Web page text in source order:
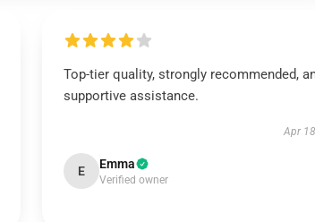
Top-tier quality, strongly recommended,
supportive assistance.
Apr
E Emma
Verified owner